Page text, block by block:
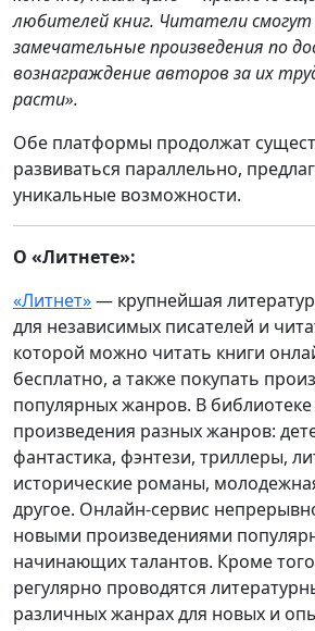
любителей книг. Читатели
замечательные произведения по
вознаграждение авторов за их
расти».
Обе платформы продолжат
развиваться параллельно,
уникальные возможности.
О «Литнете»:
«Литнет»— крупнейшая
для независимых писателей и
которой можно читать книги
бесплатно, а также покупать
популярных жанров. В
произведения разных жанров:
фантастика, фэнтези, триллеры,
исторические романы,
другое. Онлайн-сервис
новыми произведениями
начинающих талантов. Кроме
регулярно проводятся
различных жанрах для новых и